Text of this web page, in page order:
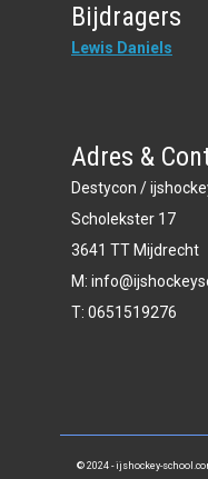
Bijdragers
Lewis Daniels
Adres &
Destycon /
Scholekster 17
3641 TT Mijdrecht
M:
T: 0651519276
© 2024 - ijshockey-